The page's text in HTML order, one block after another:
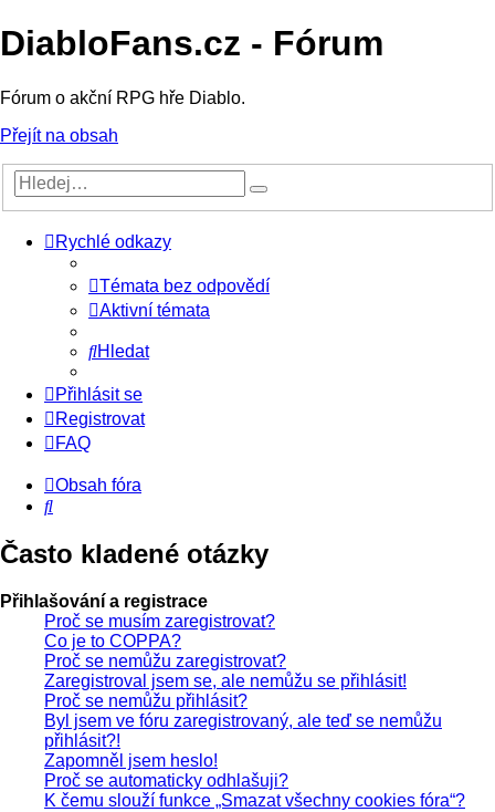
DiabloFans.cz - Fórum
Fórum o akční RPG hře Diablo.
Přejít na obsah
Rychlé odkazy
Témata bez odpovědí
Aktivní témata
Hledat
Přihlásit se
Registrovat
FAQ
Obsah fóra
Hledat
Často kladené otázky
Přihlašování a registrace
Proč se musím zaregistrovat?
Co je to COPPA?
Proč se nemůžu zaregistrovat?
Zaregistroval jsem se, ale nemůžu se přihlásit!
Proč se nemůžu přihlásit?
Byl jsem ve fóru zaregistrovaný, ale teď se nemůžu
přihlásit?!
Zapomněl jsem heslo!
Proč se automaticky odhlašuji?
K čemu slouží funkce „Smazat všechny cookies fóra“?